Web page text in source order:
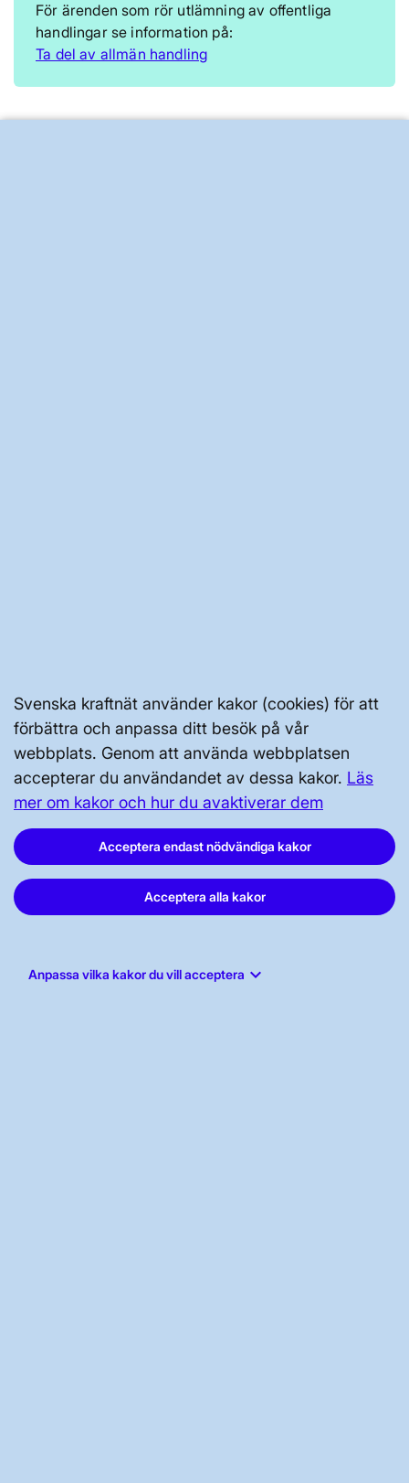
Svenska kraftnät använder kakor (cookies) för att
förbättra och anpassa ditt besök på vår
webbplats. Genom att använda webbplatsen
accepterar du användandet av dessa kakor. Läs
mer om kakor och hur du avaktiverar dem
Acceptera endast nödvändiga kakor
Acceptera alla kakor
Anpassa vilka kakor du vill acceptera keyboard_arrow_down
För ärenden som rör utlämning av offentliga
handlingar se information på:
Ta del av allmän handling
Granskad23 juni 2026
OM WEBBPLATSEN
GENVÄGAR
Kontakta oss
Prenumerera